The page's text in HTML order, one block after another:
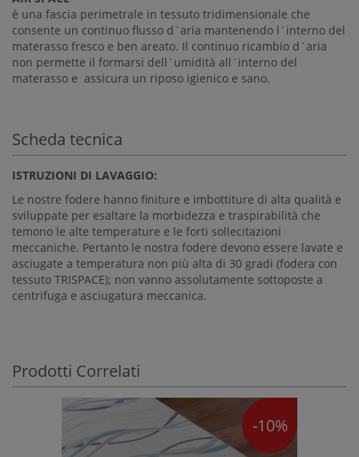
è una fascia perimetrale in tessuto tridimensionale che
consente un continuo flusso d`aria mantenendo l`interno del
materasso fresco e ben areato. Il continuo ricambio d`aria
non permette il formarsi dell`umidità all`interno del
materasso e assicura un riposo igienico e sano.
Scheda tecnica
ISTRUZIONI DI LAVAGGIO:
Le nostre fodere hanno finiture e imbottiture di alta qualità e
sviluppate per esaltare la morbidezza e traspirabilità che
temono le alte temperature e le forti sollecitazioni
meccaniche. Pertanto le nostra fodere devono essere lavate e
asciugate a temperatura non più alta di 30 gradi (fodera con
tessuto TRISPACE); non vanno assolutamente sottoposte a
centrifuga e asciugatura meccanica.
Prodotti Correlati
-10%